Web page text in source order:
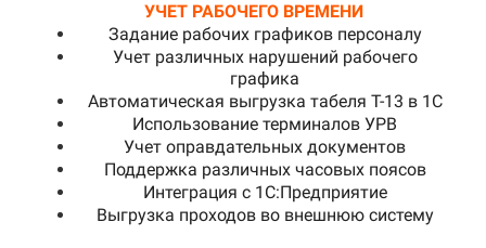
УЧЕТ РАБОЧЕГО ВРЕМЕНИ
Задание рабочих графиков персоналу
Учет различных нарушений рабочего
графика
Автоматическая выгрузка табеля Т-13 в 1С
Использование терминалов УРВ
Учет оправдательных документов
Поддержка различных часовых поясов
Интеграция с 1С:Предприятие
Выгрузка проходов во внешнюю систему